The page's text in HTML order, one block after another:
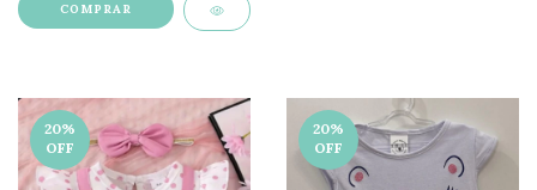
COMPRAR
20%
OFF
20%
OFF